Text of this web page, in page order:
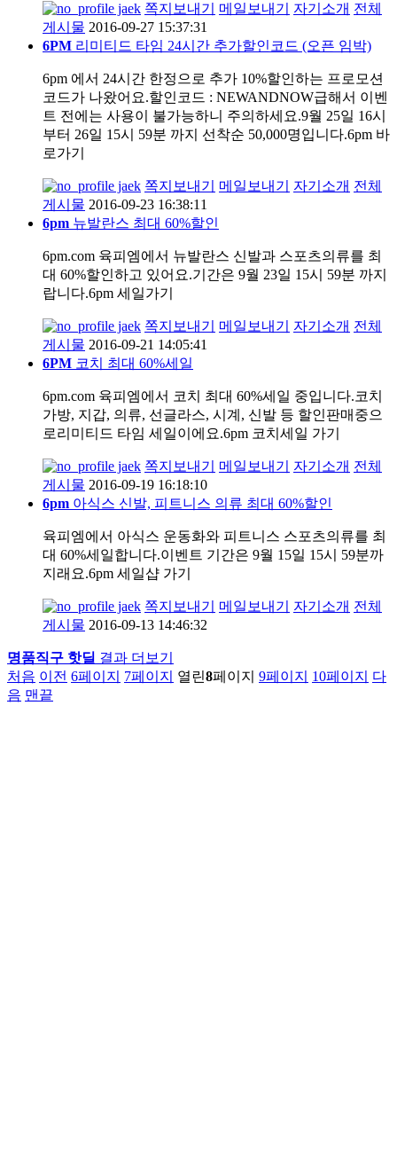
jaek 쪽지보내기 메일보내기 자기소개 전체
게시물 2016-09-27 15:37:31
6PM 리미티드 타임 24시간 추가할인코드 (오픈 임박)
6pm 에서 24시간 한정으로 추가 10%할인하는 프로모션
코드가 나왔어요.할인코드 : NEWANDNOW급해서 이벤
트 전에는 사용이 불가능하니 주의하세요.9월 25일 16시
부터 26일 15시 59분 까지 선착순 50,000명입니다.6pm 바
로가기
jaek 쪽지보내기 메일보내기 자기소개 전체
게시물 2016-09-23 16:38:11
6pm 뉴발란스 최대 60%할인
6pm.com 육피엠에서 뉴발란스 신발과 스포츠의류를 최
대 60%할인하고 있어요.기간은 9월 23일 15시 59분 까지
랍니다.6pm 세일가기
jaek 쪽지보내기 메일보내기 자기소개 전체
게시물 2016-09-21 14:05:41
6PM 코치 최대 60%세일
6pm.com 육피엠에서 코치 최대 60%세일 중입니다.코치
가방, 지갑, 의류, 선글라스, 시계, 신발 등 할인판매중으
로리미티드 타임 세일이에요.6pm 코치세일 가기
jaek 쪽지보내기 메일보내기 자기소개 전체
게시물 2016-09-19 16:18:10
6pm 아식스 신발, 피트니스 의류 최대 60%할인
육피엠에서 아식스 운동화와 피트니스 스포츠의류를 최
대 60%세일합니다.이벤트 기간은 9월 15일 15시 59분까
지래요.6pm 세일샵 가기
jaek 쪽지보내기 메일보내기 자기소개 전체
게시물 2016-09-13 14:46:32
명품직구 핫딜 결과 더보기
처음 이전 6페이지 7페이지 열린8페이지 9페이지 10페이지
다
음 맨끝